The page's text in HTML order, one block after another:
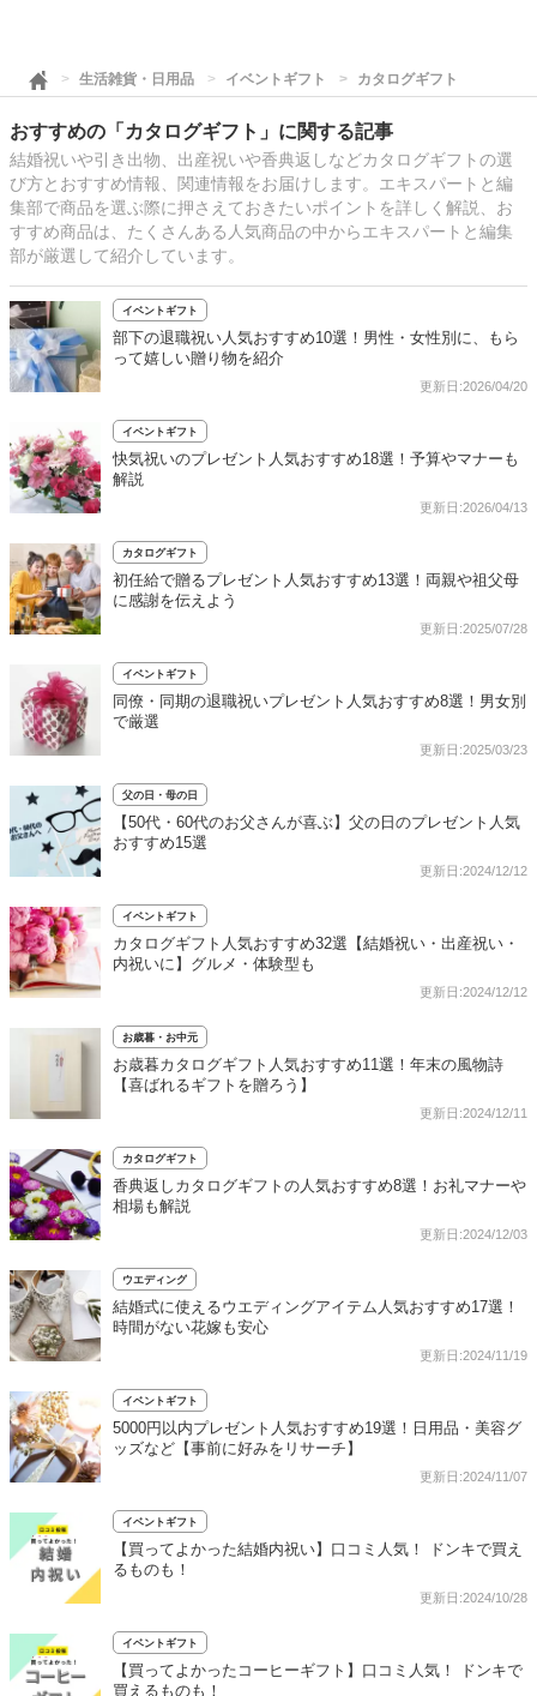
生活雑貨・日用品 イベントギフト カタログギフト
おすすめの「カタログギフト」に関する記事
結婚祝いや引き出物、出産祝いや香典返しなどカタログギフトの選
び方とおすすめ情報、関連情報をお届けします。エキスパートと編
集部で商品を選ぶ際に押さえておきたいポイントを詳しく解説、お
すすめ商品は、たくさんある人気商品の中からエキスパートと編集
部が厳選して紹介しています。
イベントギフト
部下の退職祝い人気おすすめ10選！男性・女性別に、もら
って嬉しい贈り物を紹介
更新日:2026/04/20
イベントギフト
快気祝いのプレゼント人気おすすめ18選！予算やマナーも
解説
更新日:2026/04/13
カタログギフト
初任給で贈るプレゼント人気おすすめ13選！両親や祖父母
に感謝を伝えよう
更新日:2025/07/28
イベントギフト
同僚・同期の退職祝いプレゼント人気おすすめ8選！男女別
で厳選
更新日:2025/03/23
父の日・母の日
【50代・60代のお父さんが喜ぶ】父の日のプレゼント人気
おすすめ15選
更新日:2024/12/12
イベントギフト
カタログギフト人気おすすめ32選【結婚祝い・出産祝い・
内祝いに】グルメ・体験型も
更新日:2024/12/12
お歳暮・お中元
お歳暮カタログギフト人気おすすめ11選！年末の風物詩
【喜ばれるギフトを贈ろう】
更新日:2024/12/11
カタログギフト
香典返しカタログギフトの人気おすすめ8選！お礼マナーや
相場も解説
更新日:2024/12/03
ウエディング
結婚式に使えるウエディングアイテム人気おすすめ17選！
時間がない花嫁も安心
更新日:2024/11/19
イベントギフト
5000円以内プレゼント人気おすすめ19選！日用品・美容グ
ッズなど【事前に好みをリサーチ】
更新日:2024/11/07
イベントギフト
【買ってよかった結婚内祝い】口コミ人気！ ドンキで買え
るものも！
更新日:2024/10/28
イベントギフト
【買ってよかったコーヒーギフト】口コミ人気！ ドンキで
買えるものも！